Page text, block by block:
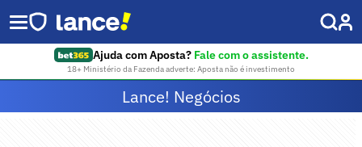
Ajuda com Aposta? Fale com o assistente.
18+ Ministério da Fazenda adverte: Aposta não é investimento
Lance! Negócios